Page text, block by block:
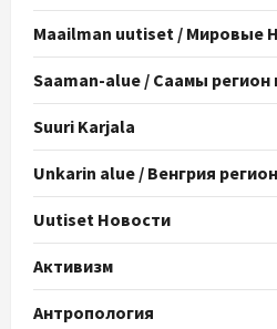
Maailman uutiset / Мировые
Saaman-alue / Саамы регион
Suuri Karjala
Unkarin alue / Венгрия
Uutiset Новости
Активизм
Антропология